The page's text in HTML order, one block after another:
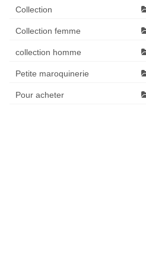
Collection
Collection femme
collection homme
Petite maroquinerie
Pour acheter